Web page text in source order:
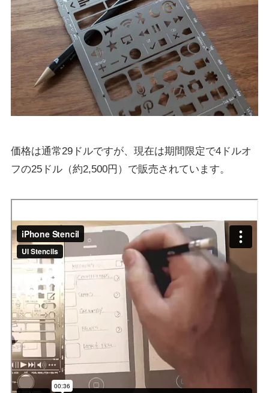
価格は通常29ドルですが、現在は期間限定で4ドルオ
フの25ドル（約2,500円）で販売されています。